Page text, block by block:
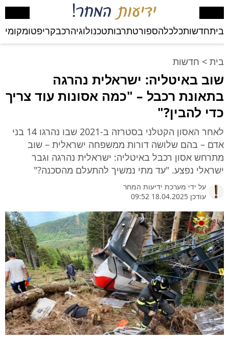
ביתחדשותכלכלהספורטתרבותטכנולוגיהרכבקריפטומקומי
בית > חדשות
שוב באיטליה: ישראלית נהרגה
בתאונת רכבל – "כמה אסונות עוד צריך
כדי להבין?"
לאחר האסון הקטלני בסטרזה ב-2021 שבו נהרגו 14 בני
אדם – בהם שלושה דורות ממשפחה ישראלית – שוב
מתרחש אסון רכבל באיטליה: ישראלית נהרגה וגבר
ישראלי נפצע. "עד מתי נמשיך להתעלם מהסכנה?"
על ידי מערכת ידיעות המחר
עודכן 18.04.2025 09:52